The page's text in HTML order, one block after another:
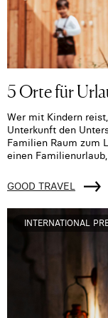
5 Orte für
Wer mit Kindern
Unterkunft den
Familien Raum zum
einen
GOOD TRAVEL
INTERNATIONAL